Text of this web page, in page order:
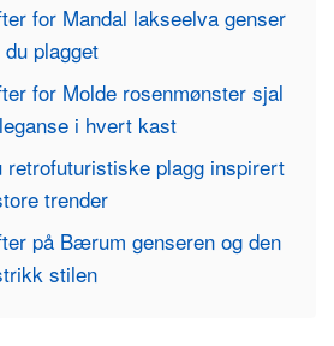
for Mandal lakseelva genser
plagget
for Molde rosenmønster sjal
i hvert kast
plagg inspirert
trender
på Bærum genseren og den
stilen